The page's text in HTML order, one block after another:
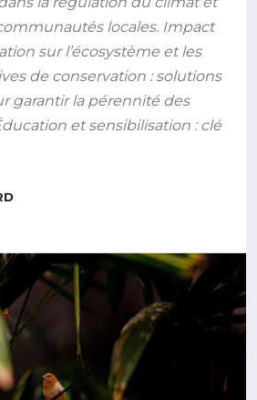
locales. Impact
sur l’écosystème et les
de conservation : solutions
garantir la pérennité des
et sensibilisation : clé